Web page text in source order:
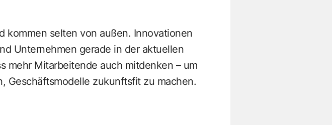
kommen selten von außen. Innovationen
Unternehmen gerade in der aktuellen
mehr Mitarbeitende auch mitdenken – um
Geschäftsmodelle zukunftsfit zu machen.